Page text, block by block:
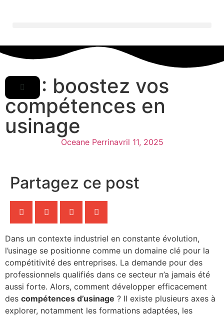
MP : boostez vos
compétences en
usinage
Oceane Perrinavril 11, 2025
Partagez ce post
Dans un contexte industriel en constante évolution,
l’usinage se positionne comme un domaine clé pour la
compétitivité des entreprises. La demande pour des
professionnels qualifiés dans ce secteur n’a jamais été
aussi forte. Alors, comment développer efficacement
des compétences d’usinage ? Il existe plusieurs axes à
explorer, notamment les formations adaptées, les